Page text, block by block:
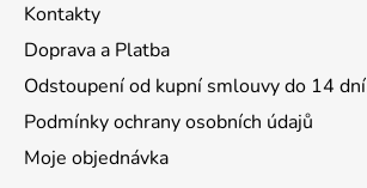
Kontakty
Doprava a Platba
Odstoupení od kupní smlouvy do 14 dní
Podmínky ochrany osobních údajů
Moje objednávka